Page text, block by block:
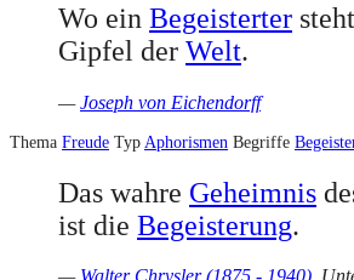
Wo ein Begeisterter
Gipfel der Welt.
—Joseph von Eichendorff
Thema Freude Typ Aphorismen Begriffe
Das wahre Geheimnis
ist die Begeisterung.